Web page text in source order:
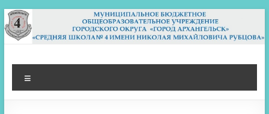
Перейти
к
содержимому
МБОУ СШ 4
Архангельск